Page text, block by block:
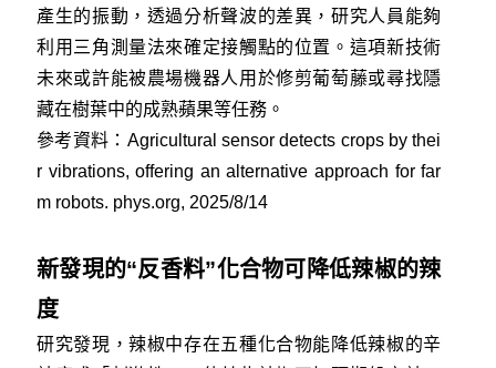
產生的振動，透過分析聲波的差異，研究人員能夠
利用三角測量法來確定接觸點的位置。這項新技術
未來或許能被農場機器人用於修剪葡萄藤或尋找隱
藏在樹葉中的成熟蘋果等任務。
參考資料： Agricultural sensor detects crops by thei
r vibrations, offering an alternative approach for far
m robots. phys.org, 2025/8/14
新發現的“反香料”化合物可降低辣椒的辣
度
研究發現，辣椒中存在五種化合物能降低辣椒的辛